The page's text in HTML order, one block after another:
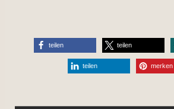
teilen teilen
teilen merken